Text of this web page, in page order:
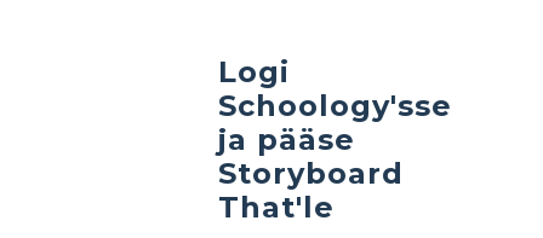
Logi
Schoology'sse
ja pääse
Storyboard
That'le